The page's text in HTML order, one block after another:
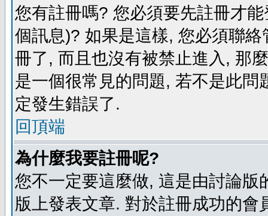
您有註冊嗎? 您必須要先註冊才
個訊息)? 如果是這樣, 您必須聯
冊了, 而且也沒有被禁止進入, 那
是一個很常見的問題, 若不是此
定發生錯誤了.
回頂端
為什麼我要註冊呢?
您不一定要這麼做, 這是由討論
版上發表文章. 對於註冊成功的